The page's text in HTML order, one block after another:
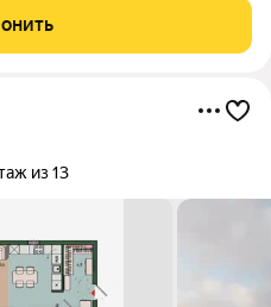
кoмфoртнocти.
из 13